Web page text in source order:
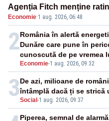
Agenția Fitch menține
negativă
Economie·1 aug. 2026, 06:48
2
Economie-1 aug. 2026, 09:32
România în alertă
Dunăre care pune în
cunoscută de pe vremea
3Social -1 aug. 2026, 09:37
De azi, milioane de
întâmplă dacă ți se strică
Piperea, semnal de